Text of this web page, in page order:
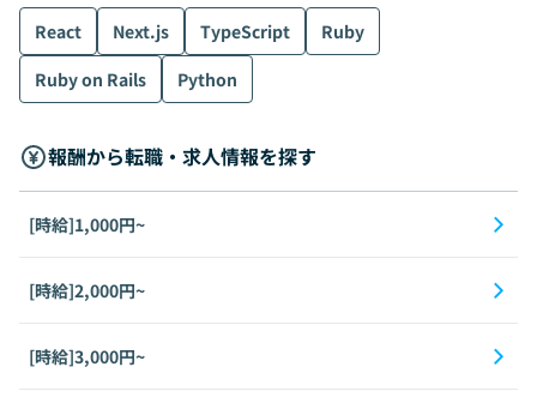
React Next.js TypeScript
Ruby
Ruby on Rails
Python
報酬から転職・求人情報を探す
[時給]1,000円~
[時給]2,000円~
[時給]3,000円~